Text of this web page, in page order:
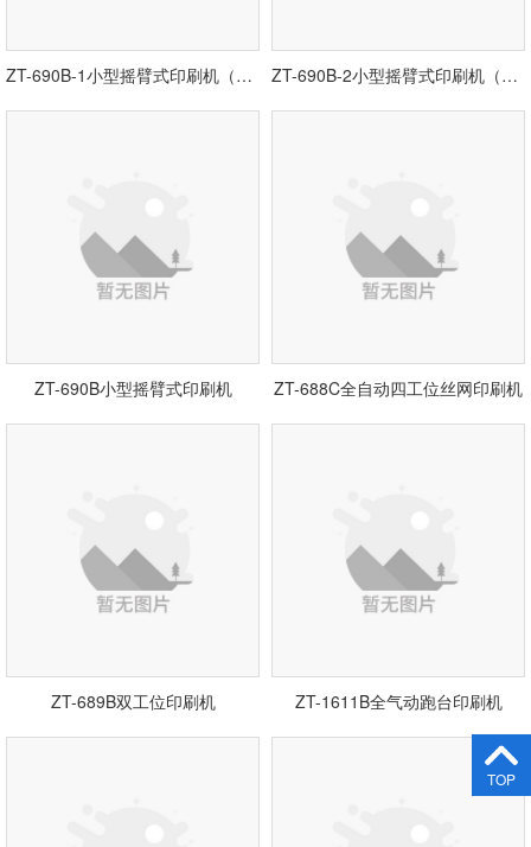
ZT-690B-1小型摇臂式印刷机（升降款） ZT-690B-2小型摇臂式印刷机（纯气动）
ZT-690B小型摇臂式印刷机 ZT-688C全自动四工位丝网印刷机
ZT-689B双工位印刷机 ZT-1611B全气动跑台印刷机
TOP